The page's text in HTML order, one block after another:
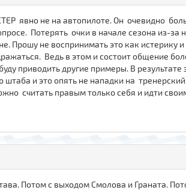
явно не на автопилоте. Он очевидно
Потерять очки в начале сезона из-за
Прошу не воспринимать это как истерику
Ведь в этом и состоит общение
приводить другие примеры. В результате
и это опять не нападки на
считать правым только себя и идти
Потом с выходом Смолова и Граната.